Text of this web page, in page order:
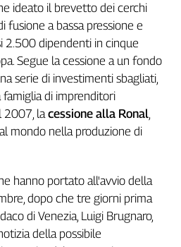
ideato il brevetto dei cerchi
fusione a bassa pressione e
2.500 dipendenti in cinque
Segue la cessione a un fondo
serie di investimenti sbagliati,
famiglia di imprenditori
2007, lacessione alla Ronal,
mondo nella produzione di
hanno portato all'avvio della
dopo che tre giorni prima
di Venezia, Luigi Brugnaro,
della possibile